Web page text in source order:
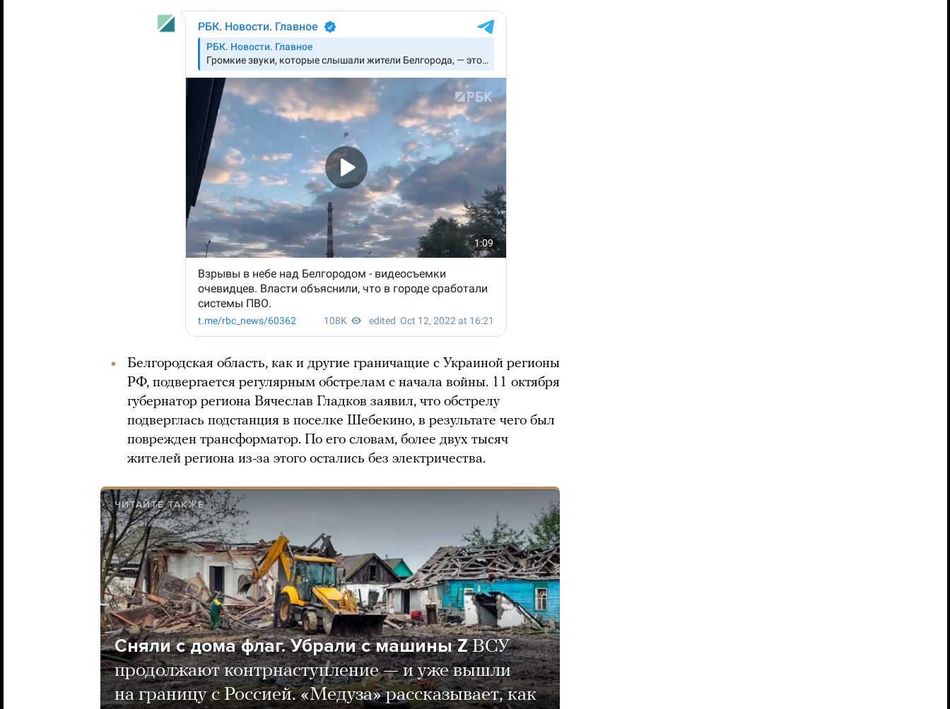
Белгородская область, как и другие граничащие с Украиной регионы
РФ, подвергается регулярным обстрелам с начала войны. 11 октября
губернатор региона Вячеслав Гладков заявил, что обстрелу
подверглась подстанция в поселке Шебекино, в результате чего был
поврежден трансформатор. По его словам, более двух тысяч
жителей региона из-за этого остались без электричества.
ЧИТАЙТЕ ТАКЖЕ
Сняли с дома флаг. Убрали с машины Z ВСУ
продолжают контрнаступление — и уже вышли
на границу с Россией. «Медуза» рассказывает, как